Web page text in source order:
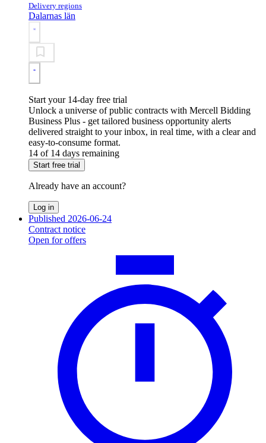
Delivery regions
Dalarnas län
Start your 14-day free trial
Unlock a universe of public contracts with Mercell Bidding
Business Plus - get tailored business opportunity alerts
delivered straight to your inbox, in real time, with a clear and
easy-to-consume format.
14 of 14 days remaining
Start free trial
Already have an account?
Log in
Published 2026-06-24
Contract notice
Open for offers